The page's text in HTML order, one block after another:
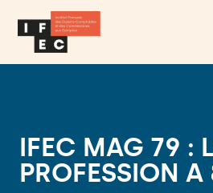
IFEC MAG 79 :
PROFESSION